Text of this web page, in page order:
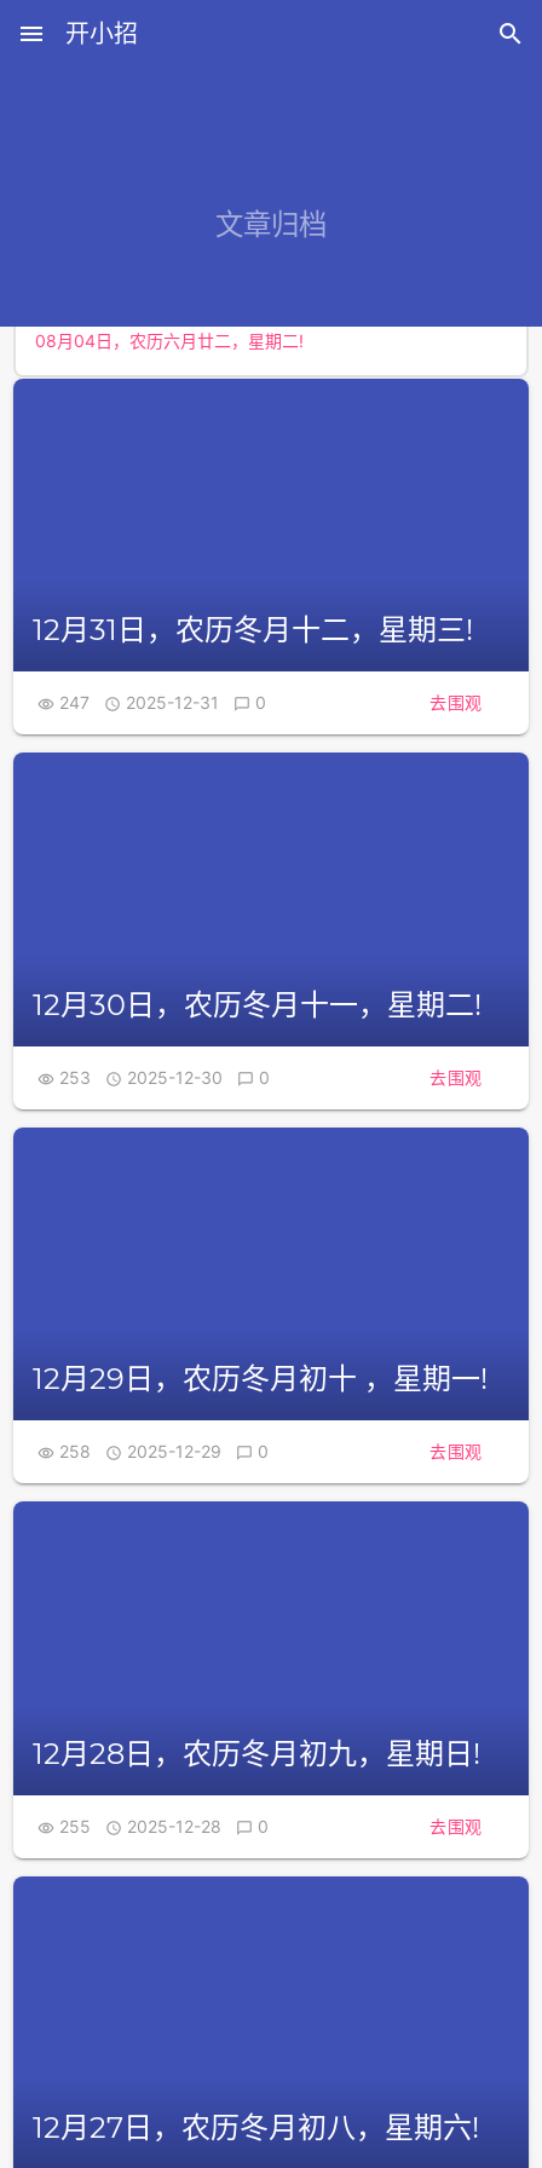
menu 开小招 
文章归档
12月31日，农历冬月十二，星期三!
 247  2025-12-31  0 去围观
12月30日，农历冬月十一，星期二!
 253  2025-12-30  0 去围观
12月29日，农历冬月初十 ，星期一!
 258  2025-12-29  0 去围观
12月28日，农历冬月初九，星期日!
 255  2025-12-28  0 去围观
12月27日，农历冬月初八，星期六!
08月08日，农历六月廿六，星期六!
08月04日，农历六月廿二，星期二!